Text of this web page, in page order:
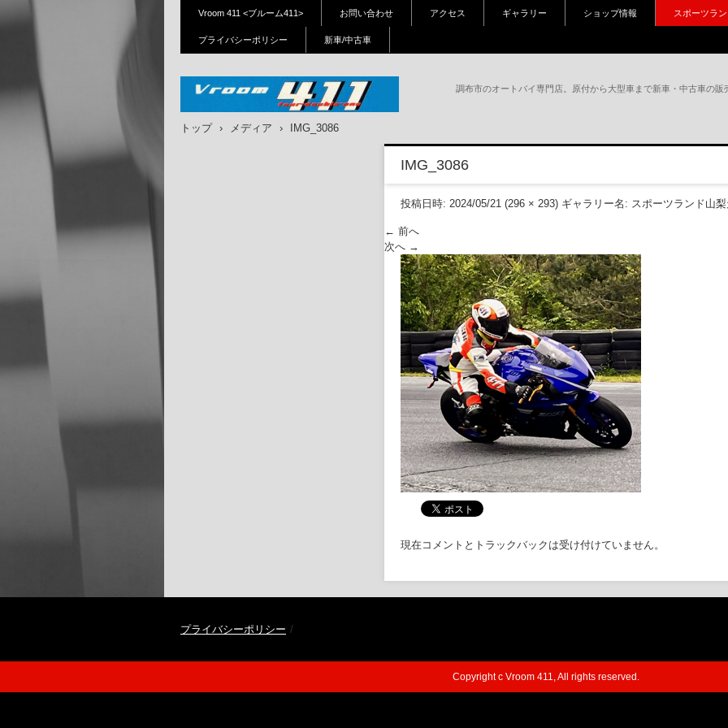
Vroom411(ブルーム411)｜調
布、狛江、府中、三鷹、川崎、
調布市のオートバイ専門店。原付から大型車まで新車・中古車の
Vroom 411 <ブルーム411> お問い合わせ アクセス ギャラリー ショップ情報 スポーツラ
プライバシーポリシー 新車/中古車
トップ › メディア › IMG_3086
IMG_3086
投稿日時: 2024/05/21 (296 × 293) ギャラリー名: スポーツランド山
← 前へ
次へ →
現在コメントとトラックバックは受け付けていません。
プライバシーポリシー
Copyright c Vroom 411, All rights reserved.